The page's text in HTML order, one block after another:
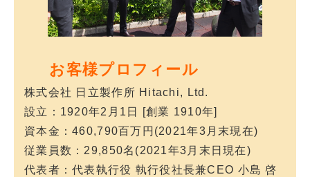
お客様プロフィール
株式会社 日立製作所 Hitachi, Ltd.
設立：1920年2月1日 [創業 1910年]
資本金：460,790百万円(2021年3月末現在)
従業員数：29,850名(2021年3月末日現在)
代表者：代表執行役 執行役社長兼CEO 小島 啓